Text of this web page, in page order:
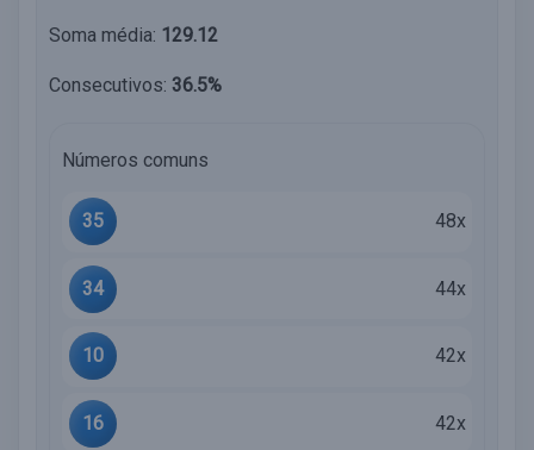
Soma média: 129.12
Consecutivos: 36.5%
Números comuns
35 48x
34 44x
10 42x
16 42x